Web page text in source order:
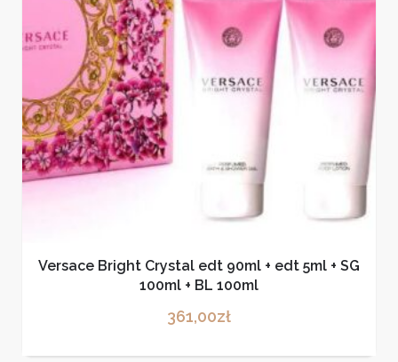
Versace Bright Crystal edt 90ml + edt 5ml + SG
100ml + BL 100ml
361,00zł